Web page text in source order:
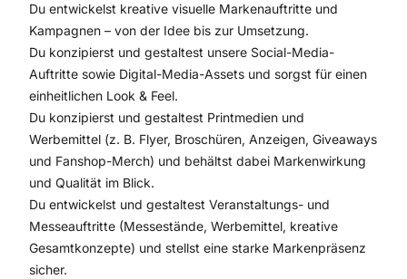
Du entwickelst kreative visuelle Markenauftritte und
Kampagnen – von der Idee bis zur Umsetzung.
Du konzipierst und gestaltest unsere Social-Media-
Auftritte sowie Digital-Media-Assets und sorgst für einen
einheitlichen Look & Feel.
Du konzipierst und gestaltest Printmedien und
Werbemittel (z. B. Flyer, Broschüren, Anzeigen, Giveaways
und Fanshop-Merch) und behältst dabei Markenwirkung
und Qualität im Blick.
Du entwickelst und gestaltest Veranstaltungs- und
Messeauftritte (Messestände, Werbemittel, kreative
Gesamtkonzepte) und stellst eine starke Markenpräsenz
sicher.